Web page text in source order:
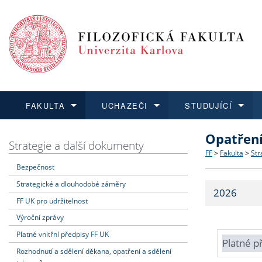
FAKULTA
Dozvědět se více
Struktura
Strategie
Fakultní
UCHAZEČI
Podat přihlášku
Co
Učitelské
STUDUJÍCÍ
Dozvědět se více
Dozvědět se více
O vědě a
Dozvědět se více
Aktuální
Strategie a další dokumenty
Bezpečnost
Strategické a dlouhodobé záměry
FF UK pro udržitelnost
Výroční zprávy
Platné vnitřní předpisy FF UK
Rozhodnutí a sdělení děkana, opatření a sdělení
FF > Fakulta >
2026
Platné